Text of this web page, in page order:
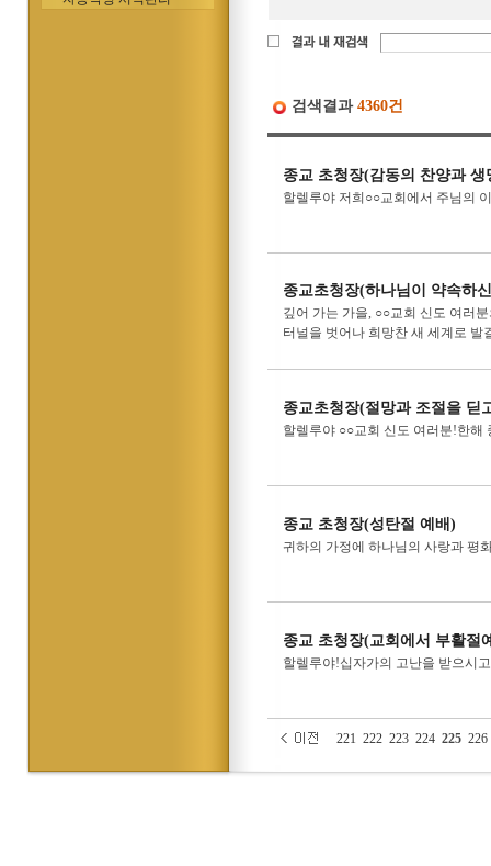
검색결과 4360건
종교 초청장(감동의 찬양과
할렐루야 저희○○교회에서 주님의
종교초청장(하나님이 약속하
깊어 가는 가을, ○○교회 신도 여러
터널을 벗어나 희망찬 새 세계로 발
종교초청장(절망과 조절을 딛
할렐루야 ○○교회 신도 여러분!한해
종교 초청장(성탄절 예배)
귀하의 가정에 하나님의 사랑과 평
종교 초청장(교회에서 부활절
할렐루야!십자가의 고난을 받으시
221 222 223 224 225 226